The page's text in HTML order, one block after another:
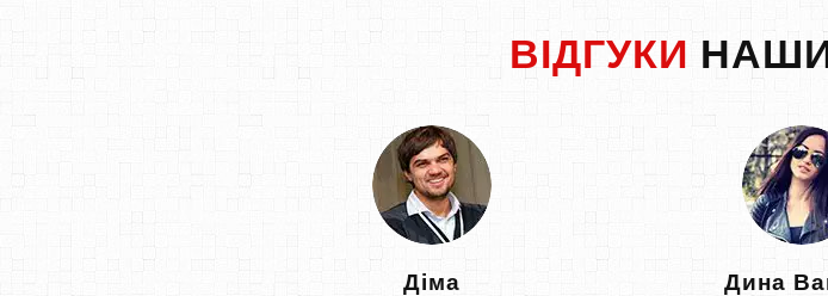
ВІДГУКИ
Діма Дина